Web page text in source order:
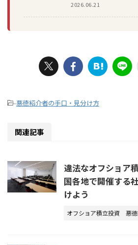
2026.06.21
-悪徳紹介者の手口・見分け方
関連記事
違法なオフショア
国各地で開催する
けよう
オフショア積立投資 悪